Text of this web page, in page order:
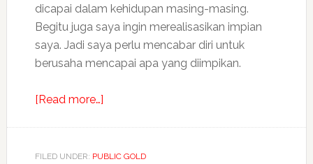
dicapai dalam kehidupan masing-masing.
Begitu juga saya ingin merealisasikan impian
saya. Jadi saya perlu mencabar diri untuk
berusaha mencapai apa yang diimpikan.
[Read more…]about
Leadership
FILED UNDER: PUBLIC GOLD